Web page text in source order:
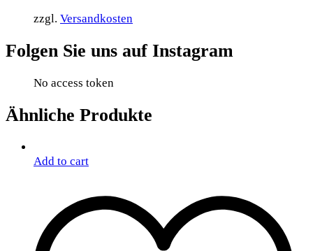
zzgl. Versandkosten
Folgen Sie uns auf Instagram
No access token
Ähnliche Produkte
Add to cart